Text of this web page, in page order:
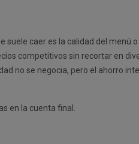
suele caer es la calidad del menú
competitivos sin recortar en
no se negocia, pero el ahorro
en la cuenta final.